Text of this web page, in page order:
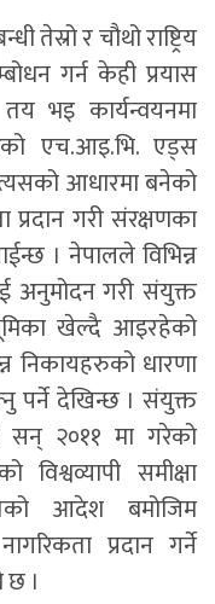
र चौथो राष्ट्रिय
गर्न केही प्रयास
भइ कार्यन्वयनमा
एच.आइ.भि. एड्स
त्यसको आधारमा बनेको
प्रदान गरी संरक्षणका
। नेपालले विभिन्न
अनुमोदन गरी संयुक्त
भूमिका खेल्दै आइरहेको
निकायहरुको धारणा
पर्ने देखिन्छ । संयुक्त
सन् २०११ मा गरेको
समीक्षा
आदेश बमोजिम
प्रदान गर्ने
छ ।